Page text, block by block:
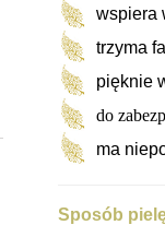
wspiera
trzyma
pięknie
do
ma
Sposób